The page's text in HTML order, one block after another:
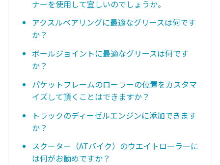
ナーを使用して宜しいのでしょうか。
アクスルベアリングに最適なグリースは何です
か？
ボールジョイントに最適なグリースは何です
か？
パケットフレームのローラーの位置をカスタマ
イズして頂くことはできますか？
トラックのディーゼルエンジンに添加できます
か？
スクーター（ATバイク）のウエイトローラーに
は何がお勧めですか？